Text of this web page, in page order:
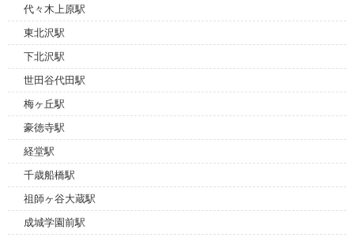
代々木上原駅
東北沢駅
下北沢駅
世田谷代田駅
梅ヶ丘駅
豪徳寺駅
経堂駅
千歳船橋駅
祖師ヶ谷大蔵駅
成城学園前駅